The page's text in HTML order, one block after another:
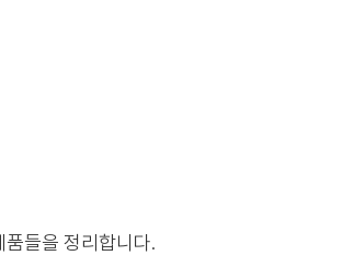
들을 정리합니다.